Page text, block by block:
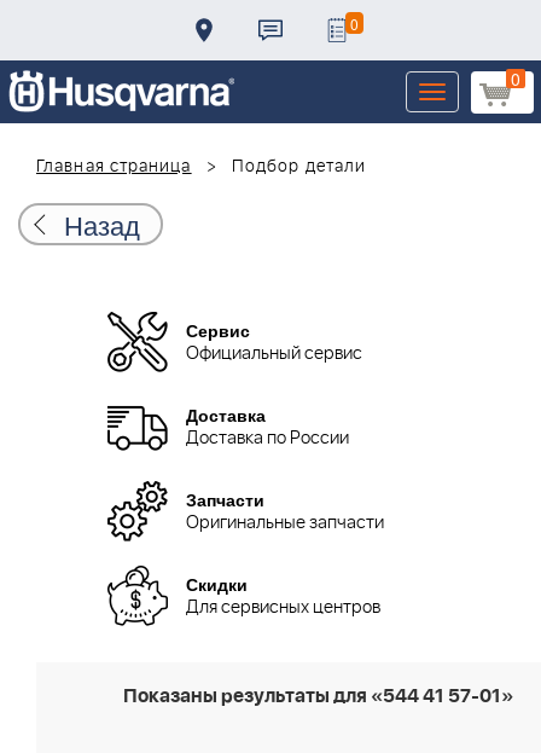
0
0
Toggle
navigation
Главная страница
Подбор детали
Назад
Сервис
Официальный сервис
Доставка
Доставка по России
Запчасти
Оригинальные запчасти
Скидки
Для сервисных центров
Показаны результаты для «544 41 57-01»